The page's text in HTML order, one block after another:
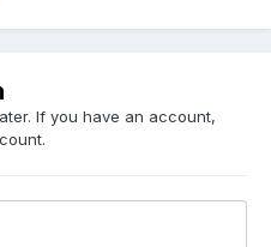
If you have an account,